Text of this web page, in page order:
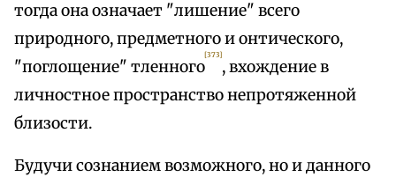
тогда она означает "лишение" всего
природного, предметного и онтического,
"поглощение" тленного
[373]
, вхождение в
личностное пространство непротяженной
близости.
Будучи сознанием возможного, но и данного